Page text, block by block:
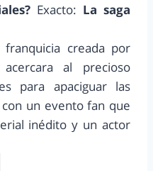
Exacto: La saga
creada por
al precioso
para apaciguar las
un evento fan que
inédito y un actor